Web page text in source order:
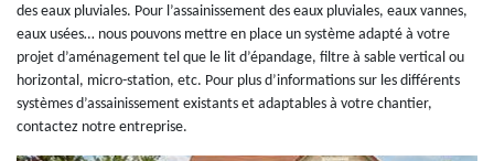
des eaux pluviales. Pour l’assainissement des eaux pluviales, eaux vannes,
eaux usées… nous pouvons mettre en place un système adapté à votre
projet d’aménagement tel que le lit d’épandage, filtre à sable vertical ou
horizontal, micro-station, etc. Pour plus d’informations sur les différents
systèmes d’assainissement existants et adaptables à votre chantier,
contactez notre entreprise.